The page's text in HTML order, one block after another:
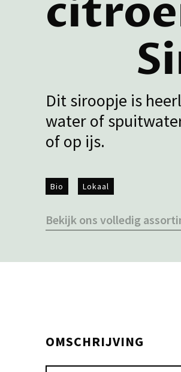
Dit siroopje is
water of
of op ijs.
Bio Lokaal
Bekijk ons volledig
OMSCHRIJVING